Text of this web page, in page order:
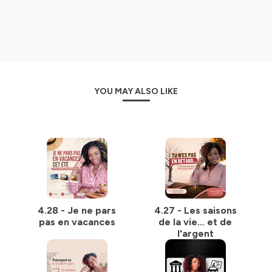
ici
Hébergé par Ausha. Visitez
ausha.co/politique-de-
confidentialitepour plus d'informations.
YOU MAY ALSO LIKE
4.28 - Je ne pars
pas en vacances
4.27 - Les saisons
de la vie… et de
l'argent